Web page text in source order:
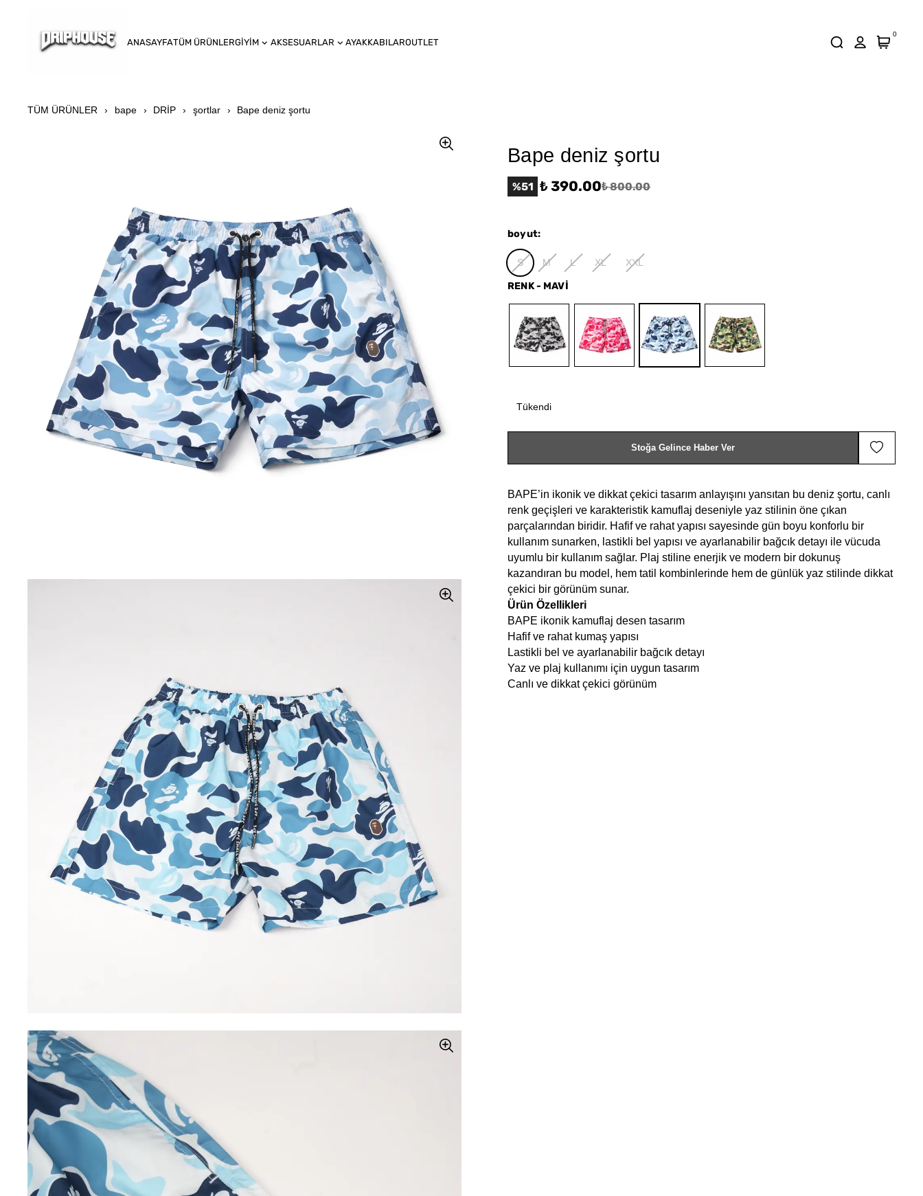
ANASAYFATÜM ÜRÜNLERGİYİM AKSESUARLAR AYAKKABILAROUTLET
0
TÜM ÜRÜNLER bape DRİP şortlar Bape deniz şortu
Bape deniz şortu
%51 ₺ 390.00₺ 800.00
BAPE’in ikonik ve dikkat çekici tasarım anlayışını yansıtan bu deniz şortu, canlı
renk geçişleri ve karakteristik kamuflaj deseniyle yaz stilinin öne çıkan
parçalarından biridir. Hafif ve rahat yapısı sayesinde gün boyu konforlu bir
kullanım sunarken, lastikli bel yapısı ve ayarlanabilir bağcık detayı ile vücuda
uyumlu bir kullanım sağlar. Plaj stiline enerjik ve modern bir dokunuş
kazandıran bu model, hem tatil kombinlerinde hem de günlük yaz stilinde dikkat
çekici bir görünüm sunar.
Ürün Özellikleri
BAPE ikonik kamuflaj desen tasarım
Hafif ve rahat kumaş yapısı
Lastikli bel ve ayarlanabilir bağcık detayı
Yaz ve plaj kullanımı için uygun tasarım
Canlı ve dikkat çekici görünüm
boyut:
S M L XL XXL
RENK- MAVİ
Tükendi
Stoğa Gelince Haber Ver